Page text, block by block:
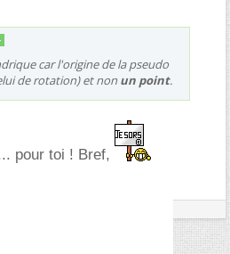
car l'origine de la pseudo
de rotation) et non un point.
pour toi ! Bref,